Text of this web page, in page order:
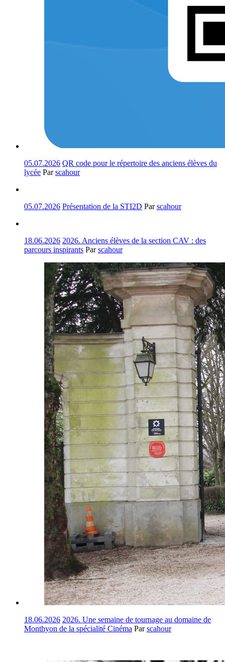
05.07.2026 QR code pour le répertoire des anciens élèves du
lycée Parscahour
05.07.2026 Présentation de la STI2D Parscahour
18.06.2026 2026. Anciens élèves de la section CAV : des
parcours inspirants Parscahour
18.06.2026 2026. Une semaine de tournage au domaine de
Monthyon de la spécialité Cinéma Parscahour